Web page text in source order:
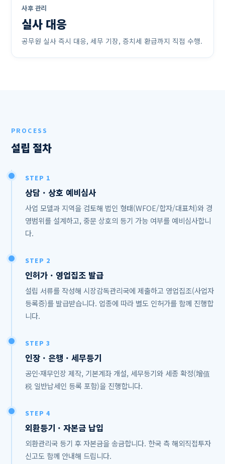
사후 관리
실사 대응
공무원 실사 즉시 대응, 세무 기장, 증치세 환급까지 직접 수행.
PROCESS
설립 절차
STEP 1
상담 · 상호 예비심사
사업 모델과 지역을 검토해 법인 형태(WFOE/합자/대표처)와 경
영범위를 설계하고, 중문 상호의 등기 가능 여부를 예비심사합니
다.
STEP 2
인허가 · 영업집조 발급
설립 서류를 작성해 시장감독관리국에 제출하고 영업집조(사업자
등록증)를 발급받습니다. 업종에 따라 별도 인허가를 함께 진행합
니다.
STEP 3
인장 · 은행 · 세무등기
공인·재무인장 제작, 기본계좌 개설, 세무등기와 세종 확정(增值
税 일반납세인 등록 포함)을 진행합니다.
STEP 4
외환등기 · 자본금 납입
외환관리국 등기 후 자본금을 송금합니다. 한국 측 해외직접투자
신고도 함께 안내해 드립니다.